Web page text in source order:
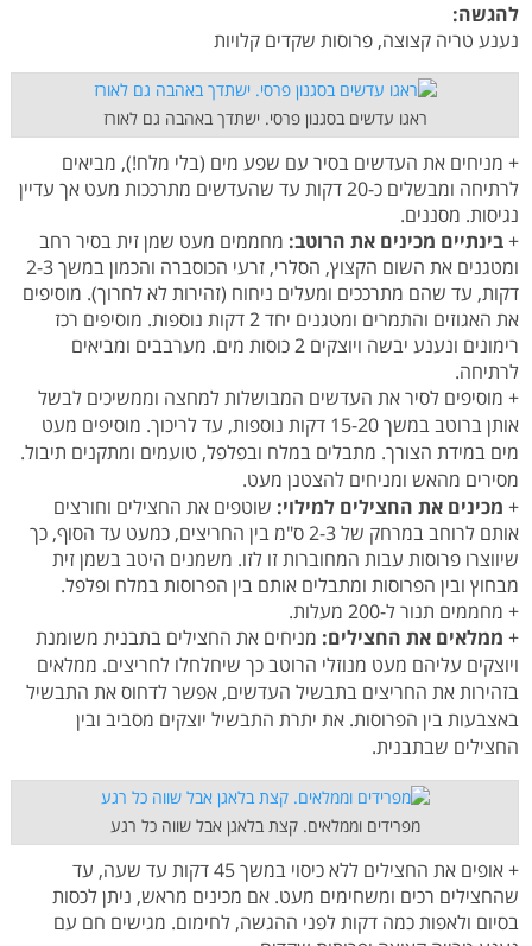
להגשה:
נענע טריה קצוצה, פרוסות שקדים קלויות
ראגו עדשים בסגנון פרסי. ישתדך באהבה גם לאורז
+ מניחים את העדשים בסיר עם שפע מים (בלי מלח!), מביאים
לרתיחה ומבשלים כ-20 דקות עד שהעדשים מתרככות מעט אך עדיין
נגיסות. מסננים.
+בינתיים מכינים את הרוטב: מחממים מעט שמן זית בסיר רחב
ומטגנים את השום הקצוץ, הסלרי, זרעי הכוסברה והכמון במשך 2-3
דקות, עד שהם מתרככים ומעלים ניחוח (זהירות לא לחרוך). מוסיפים
את האגוזים והתמרים ומטגנים יחד 2 דקות נוספות. מוסיפים רכז
רימונים ונענע יבשה ויוצקים 2 כוסות מים. מערבבים ומביאים
לרתיחה.
+ מוסיפים לסיר את העדשים המבושלות למחצה וממשיכים לבשל
אותן ברוטב במשך 15-20 דקות נוספות, עד לריכוך. מוסיפים מעט
מים במידת הצורך. מתבלים במלח ובפלפל, טועמים ומתקנים תיבול.
מסירים מהאש ומניחים להצטנן מעט.
+ מכינים את החצילים למילוי: שוטפים את החצילים וחורצים
אותם לרוחב במרחק של 2-3 ס"מ בין החריצים, כמעט עד הסוף, כך
שיווצרו פרוסות עבות המחוברות זו לזו. משמנים היטב בשמן זית
מבחוץ ובין הפרוסות ומתבלים אותם בין הפרוסות במלח ופלפל.
+ מחממים תנור ל-200 מעלות.
+ ממלאים את החצילים: מניחים את החצילים בתבנית משומנת
ויוצקים עליהם מעט מנוזלי הרוטב כך שיחלחלו לחריצים. ממלאים
בזהירות את החריצים בתבשיל העדשים, אפשר לדחוס את התבשיל
באצבעות בין הפרוסות. את יתרת התבשיל יוצקים מסביב ובין
החצילים שבתבנית.
מפרידים וממלאים. קצת בלאגן אבל שווה כל רגע
+ אופים את החצילים ללא כיסוי במשך 45 דקות עד שעה, עד
שהחצילים רכים ומשחימים מעט. אם מכינים מראש, ניתן לכסות
בסיום ולאפות כמה דקות לפני ההגשה, לחימום. מגישים חם עם